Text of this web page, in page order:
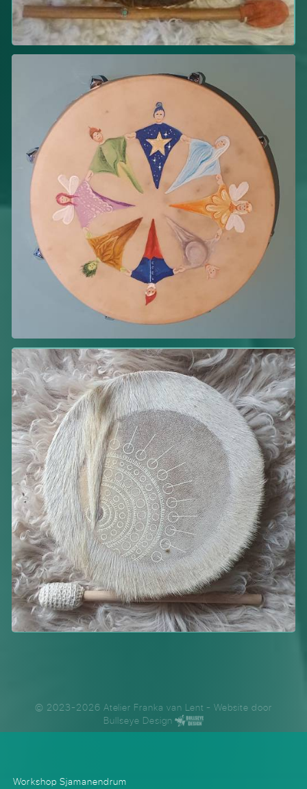
© 2023-2026 Atelier Franka van Lent - Website door
Bullseye Design
Workshop Sjamanendrum